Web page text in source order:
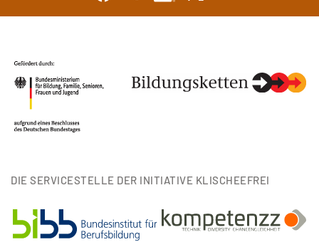
DIE SERVICESTELLE DER INITIATIVE KLISCHEEFREI